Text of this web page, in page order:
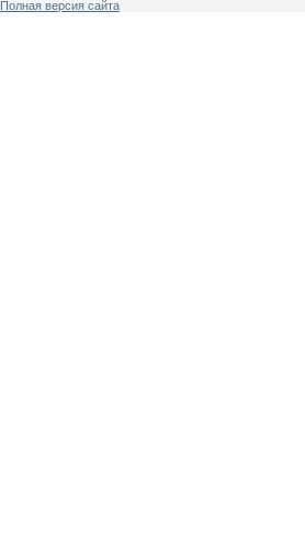
Полная версия сайта